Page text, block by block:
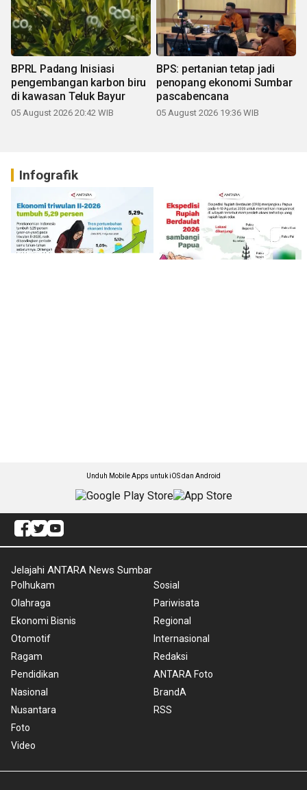
BPRL Padang Inisiasi
pengembangan karbon biru
di kawasan Teluk Bayur
05 August 2026 20:42 WIB
BPS: pertanian tetap jadi
penopang ekonomi Sumbar
pascabencana
05 August 2026 19:36 WIB
Infografik
Unduh Mobile Apps untuk iOS dan Android
Jelajahi ANTARA News Sumbar
Polhukam
Olahraga
Ekonomi Bisnis
Otomotif
Ragam
Pendidikan
Nasional
Nusantara
Foto
Video
Sosial
Pariwisata
Regional
Internasional
Redaksi
ANTARA Foto
BrandA
RSS